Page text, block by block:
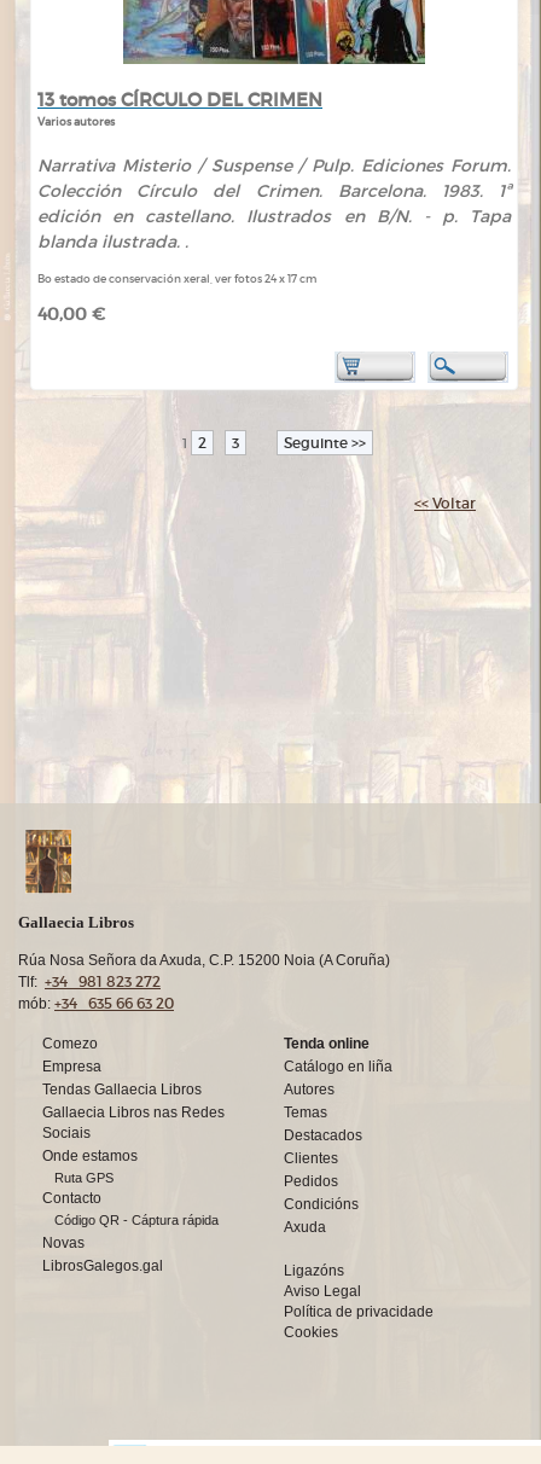
13 tomos CÍRCULO DEL CRIMEN
Varios autores
Narrativa Misterio / Suspense / Pulp. Ediciones Forum.
Colección Círculo del Crimen. Barcelona. 1983. 1ª
edición en castellano. Ilustrados en B/N. - p. Tapa
blanda ilustrada. .
Bo estado de conservación xeral, ver fotos 24 x 17 cm
40,00 €
1 2 3 Seguinte >>
<< Voltar
Gallaecia Libros
Rúa Nosa Señora da Axuda, C.P. 15200 Noia (A Coruña)
Tlf: +34 981 823 272
mób: +34 635 66 63 20
Comezo
Empresa
Tendas Gallaecia Libros
Gallaecia Libros nas Redes
Sociais
Onde estamos
Ruta GPS
Contacto
Código QR - Cáptura rápida
Novas
LibrosGalegos.gal
Tenda online
Catálogo en liña
Autores
Temas
Destacados
Clientes
Pedidos
Condicións
Axuda
Ligazóns
Aviso Legal
Política de privacidade
Cookies